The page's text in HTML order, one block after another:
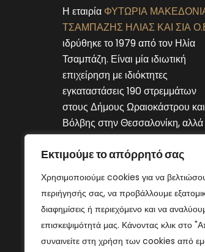
Εκτιμούμε το απόρρητό σας
Χρησιμοποιούμε cookies για να
περιήγησής σας, να προβάλλουμε
διαφημίσεις ή περιεχόμενο και να
επισκεψιμότητά μας. Κάνοντας κλικ στο
συναινείτε στη χρήση των cookies από
Η εταιρία ΦΥΤΩΡΙΑ
ΤΣΑΜΠΑΖΗΣ ΗΛΙΑΣ ΚΑΙ ΣΙΑ
ιδρύθηκε το 1979 από τον Ηλία
Τσαμπάζη. Είναι μία ιδιωτική
επιχείρηση με ιδιόκτητες
εγκαταστάσεις 190 στρεμμάτων
στους Δήμους Ωραιοκάστρου και
Βόλβης στην Θεσσαλονίκη, αλλά
στον Δήμο Μουριών του νομού
Κιλκίς.
Connect With Us